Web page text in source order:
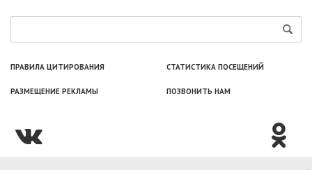
ПРАВИЛА ЦИТИРОВАНИЯ СТАТИСТИКА ПОСЕЩЕНИЙ
РАЗМЕЩЕНИЕ РЕКЛАМЫ ПОЗВОНИТЬ НАМ